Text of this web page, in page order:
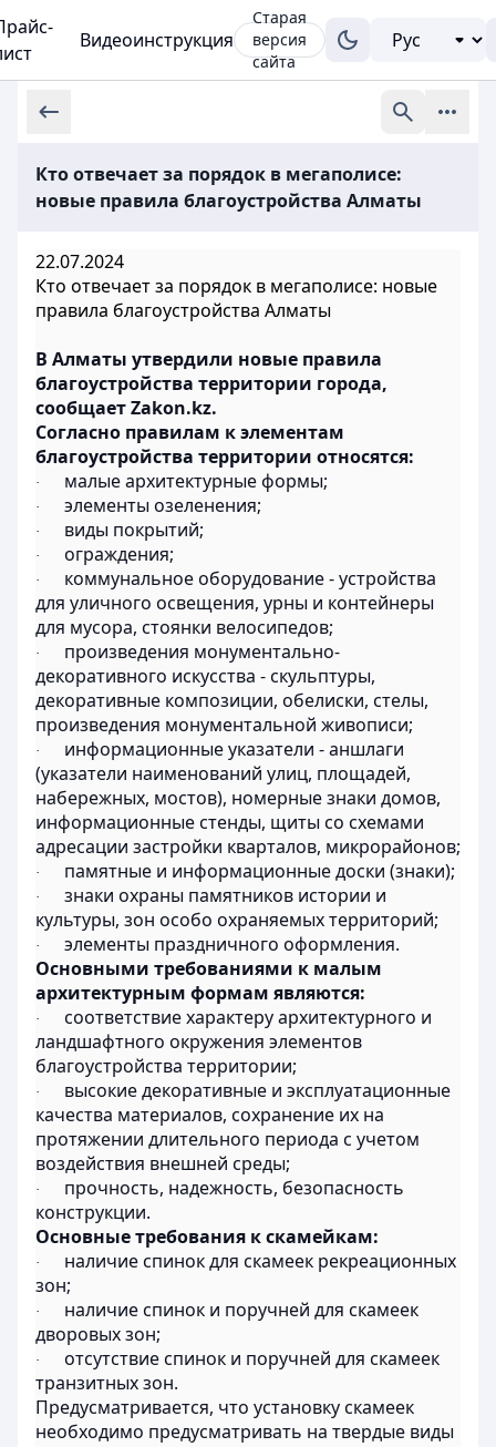
Видеоинструкция
Старая
версия
сайта
Кто отвечает за порядок в мегаполисе:
новые правила благоустройства Алматы
22.07.2024
Кто отвечает за порядок в мегаполисе: новые
правила благоустройства Алматы
В Алматы утвердили новые правила
благоустройства территории города,
сообщает Zakon.kz.
Согласно правилам к элементам
благоустройства территории относятся:
· малые архитектурные формы;
· элементы озеленения;
· виды покрытий;
· ограждения;
·
коммунальное оборудование - устройства
для уличного освещения, урны и контейнеры
для мусора, стоянки велосипедов;
·
произведения монументально-
декоративного искусства - скульптуры,
декоративные композиции, обелиски, стелы,
произведения монументальной живописи;
·
информационные указатели - аншлаги
(указатели наименований улиц, площадей,
набережных, мостов), номерные знаки домов,
информационные стенды, щиты со схемами
адресации застройки кварталов, микрорайонов;
· памятные и информационные доски (знаки);
·
знаки охраны памятников истории и
культуры, зон особо охраняемых территорий;
·
элементы праздничного оформления.
Основными требованиями к малым
архитектурным формам являются:
·
соответствие характеру архитектурного и
ландшафтного окружения элементов
благоустройства территории;
·
высокие декоративные и эксплуатационные
качества материалов, сохранение их на
протяжении длительного периода с учетом
воздействия внешней среды;
·
прочность, надежность, безопасность
конструкции.
Основные требования к скамейкам:
·
наличие спинок для скамеек рекреационных
зон;
·
наличие спинок и поручней для скамеек
дворовых зон;
·
отсутствие спинок и поручней для скамеек
транзитных зон.
Предусматривается, что установку скамеек
необходимо предусматривать на твердые виды